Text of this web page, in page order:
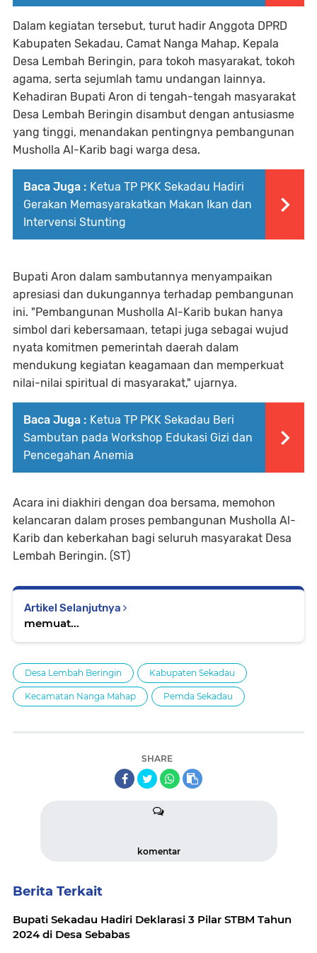
Dalam kegiatan tersebut, turut hadir Anggota DPRD
Kabupaten Sekadau, Camat Nanga Mahap, Kepala
Desa Lembah Beringin, para tokoh masyarakat, tokoh
agama, serta sejumlah tamu undangan lainnya.
Kehadiran Bupati Aron di tengah-tengah masyarakat
Desa Lembah Beringin disambut dengan antusiasme
yang tinggi, menandakan pentingnya pembangunan
Musholla Al-Karib bagi warga desa.
Baca Juga : Ketua TP PKK Sekadau Hadiri
Gerakan Memasyarakatkan Makan Ikan dan
Intervensi Stunting
Bupati Aron dalam sambutannya menyampaikan
apresiasi dan dukungannya terhadap pembangunan
ini. "Pembangunan Musholla Al-Karib bukan hanya
simbol dari kebersamaan, tetapi juga sebagai wujud
nyata komitmen pemerintah daerah dalam
mendukung kegiatan keagamaan dan memperkuat
nilai-nilai spiritual di masyarakat," ujarnya.
Baca Juga : Ketua TP PKK Sekadau Beri
Sambutan pada Workshop Edukasi Gizi dan
Pencegahan Anemia
Acara ini diakhiri dengan doa bersama, memohon
kelancaran dalam proses pembangunan Musholla Al-
Karib dan keberkahan bagi seluruh masyarakat Desa
Lembah Beringin. (ST)
Artikel Selanjutnya
memuat...
Desa Lembah Beringin Kabupaten Sekadau
Kecamatan Nanga Mahap Pemda Sekadau
SHARE
komentar
Berita Terkait
Bupati Sekadau Hadiri Deklarasi 3 Pilar STBM Tahun
2024 di Desa Sebabas